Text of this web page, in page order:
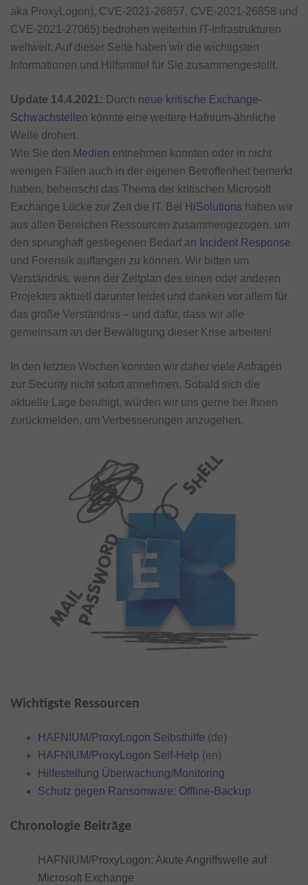
aka ProxyLogon), CVE-2021-26857, CVE-2021-26858 und
CVE-2021-27065) bedrohen weiterhin IT-Infrastrukturen
weltweit. Auf dieser Seite haben wir die wichtigsten
Informationen und Hilfsmittel für Sie zusammengestellt.
Update 14.4.2021: Durch neue kritische Exchange-
Schwachstellen könnte eine weitere Hafnium-ähnliche
Welle drohen.
Wie Sie den Medien entnehmen konnten oder in nicht
wenigen Fällen auch in der eigenen Betroffenheit bemerkt
haben, beherrscht das Thema der kritischen Microsoft
Exchange Lücke zur Zeit die IT. Bei HiSolutions haben wir
aus allen Bereichen Ressourcen zusammengezogen, um
den sprunghaft gestiegenen Bedarf an Incident Response
und Forensik auffangen zu können. Wir bitten um
Verständnis, wenn der Zeitplan des einen oder anderen
Projektes aktuell darunter leidet und danken vor allem für
das große Verständnis – und dafür, dass wir alle
gemeinsam an der Bewältigung dieser Krise arbeiten!
In den letzten Wochen konnten wir daher viele Anfragen
zur Security nicht sofort annehmen. Sobald sich die
aktuelle Lage beruhigt, würden wir uns gerne bei Ihnen
zurückmelden, um Verbesserungen anzugehen.
Wichtigste Ressourcen
HAFNIUM/ProxyLogon Selbsthilfe (de)
HAFNIUM/ProxyLogon Self-Help (en)
Hilfestellung Überwachung/Monitoring
Schutz gegen Ransomware: Offline-Backup
Chronologie Beiträge
HAFNIUM/ProxyLogon: Akute Angriffswelle auf
Microsoft Exchange